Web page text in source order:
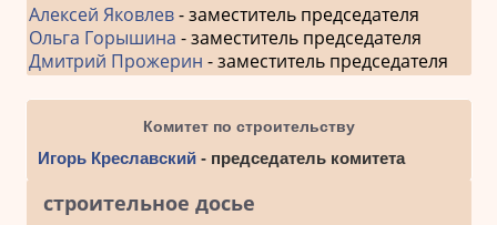
Алексей Яковлев- заместитель председателя
Ольга Горышина - заместитель председателя
Дмитрий Прожерин - заместитель председателя
Комитет по строительству
Игорь Креславский - председатель комитета
строительное досье